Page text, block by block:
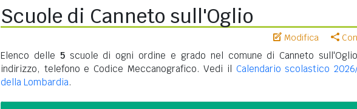
Scuole di Canneto sull'Oglio
Modifica
Elenco delle 5scuole di ogni ordine e grado nel comune di Canneto
indirizzo, telefono e Codice Meccanografico. Vedi il Calendario scolastico
della Lombardia.